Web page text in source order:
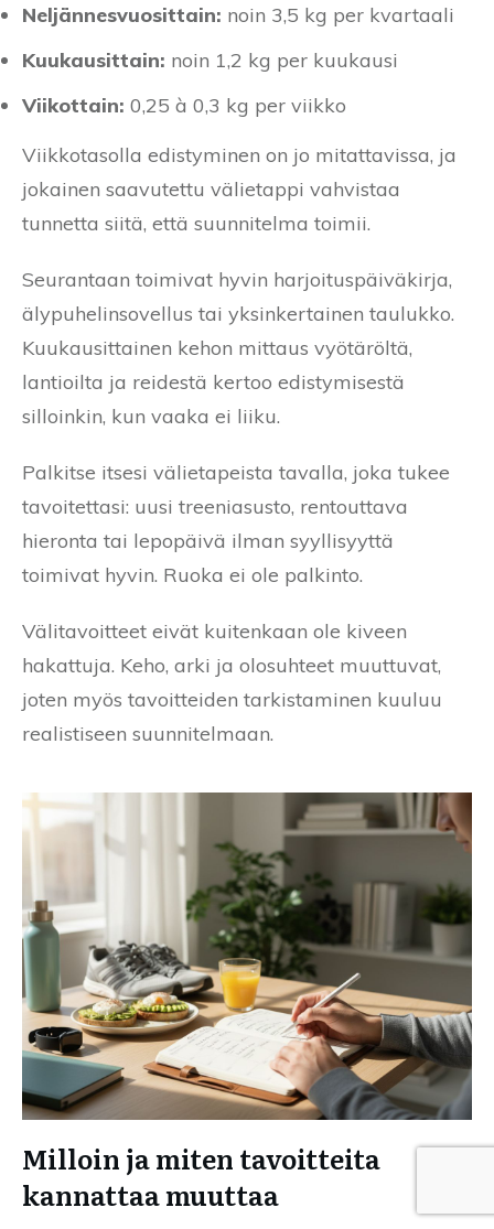
Neljännesvuosittain: noin 3,5 kg per kvartaali
Kuukausittain: noin 1,2 kg per kuukausi
Viikottain: 0,25 à 0,3 kg per viikko
Viikkotasolla edistyminen on jo mitattavissa, ja
jokainen saavutettu välietappi vahvistaa
tunnetta siitä, että suunnitelma toimii.
Seurantaan toimivat hyvin harjoituspäiväkirja,
älypuhelinsovellus tai yksinkertainen taulukko.
Kuukausittainen kehon mittaus vyötäröltä,
lantioilta ja reidestä kertoo edistymisestä
silloinkin, kun vaaka ei liiku.
Palkitse itsesi välietapeista tavalla, joka tukee
tavoitettasi: uusi treeniasusto, rentouttava
hieronta tai lepopäivä ilman syyllisyyttä
toimivat hyvin. Ruoka ei ole palkinto.
Välitavoitteet eivät kuitenkaan ole kiveen
hakattuja. Keho, arki ja olosuhteet muuttuvat,
joten myös tavoitteiden tarkistaminen kuuluu
realistiseen suunnitelmaan.
Milloin ja miten tavoitteita
kannattaa muuttaa